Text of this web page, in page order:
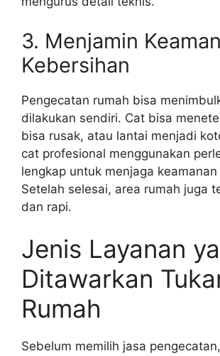
3. Menjamin
Kebersihan
Pengecatan rumah bisa
dilakukan sendiri. Cat bisa
bisa rusak, atau lantai menjadi
cat profesional menggunakan
lengkap untuk menjaga keamanan
Setelah selesai, area rumah juga
dan rapi.
Jenis Layanan
Ditawarkan
Rumah
Sebelum memilih jasa